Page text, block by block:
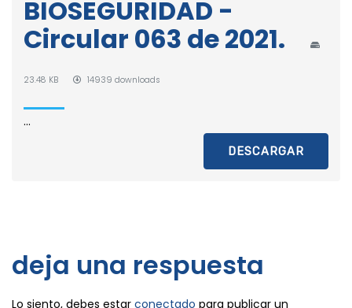
BIOSEGURIDAD -
Circular 063 de 2021.
23.48 KB 14939 downloads
...
DESCARGAR
deja una respuesta
Lo siento, debes estar conectado para publicar un